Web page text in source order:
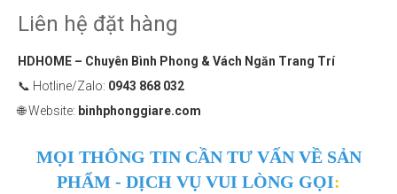
Liên hệ đặt hàng
HDHOME – Chuyên Bình Phong & Vách Ngăn Trang Trí
📞 Hotline/Zalo: 0943 868 032
🌐 Website: binhphonggiare.com
MỌI THÔNG TIN CẦN TƯ VẤN VỀ SẢN
PHẨM - DỊCH VỤ VUI LÒNG GỌI: